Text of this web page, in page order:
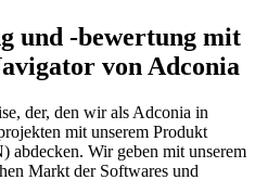
und -bewertung mit
von Adconia
der, den wir als Adconia in
mit unserem Produkt
abdecken. Wir geben mit unserem
Markt der Softwares und